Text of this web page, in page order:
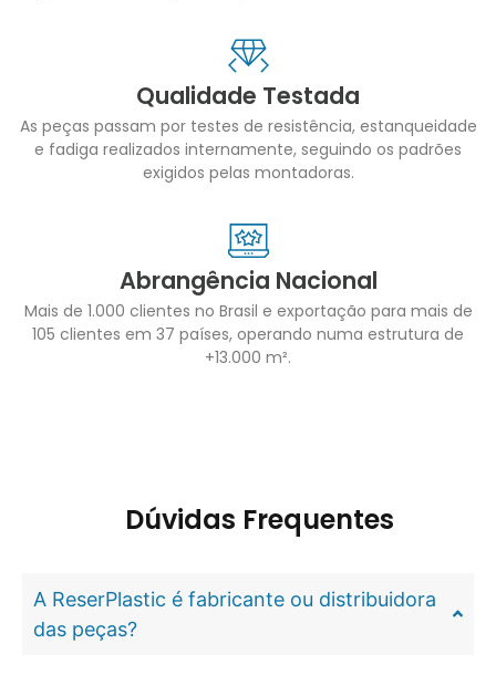
Qualidade Testada
As peças passam por testes de resistência, estanqueidade
e fadiga realizados internamente, seguindo os padrões
exigidos pelas montadoras.
Abrangência Nacional
Mais de 1.000 clientes no Brasil e exportação para mais de
105 clientes em 37 países, operando numa estrutura de
+13.000 m².
Dúvidas Frequentes
A ReserPlastic é fabricante ou distribuidora
das peças?